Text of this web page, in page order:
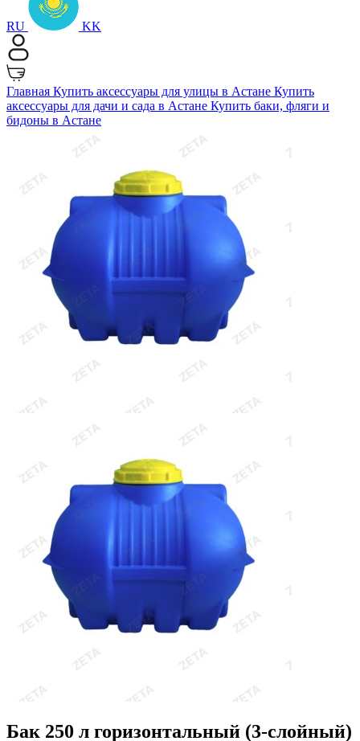
RU KK
Главная Купить аксессуары для улицы в Астане Купить
аксессуары для дачи и сада в Астане Купить баки, фляги и
бидоны в Астане
Бак 250 л горизонтальный (3-слойный)